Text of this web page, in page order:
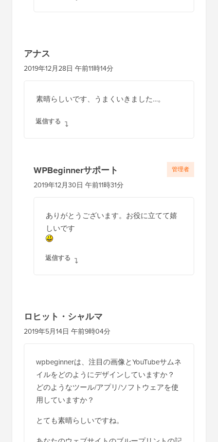
返信する
アナス
2019年12月28日 午前11時14分
返信する
WPBeginnerサポート
2019年12月30日 午前11時31分
ありがとうございます。お役に立てて嬉
しいです
返信する
ロヒット・シャルマ
2019年5月14日 午前9時04分
wpbeginnerは、注目の画像とYouTubeサムネ
イルをどのようにデザインしていますか？
どのようなツール/アプリ/ソフトウェアを使
用していますか？
とても素晴らしいですね。